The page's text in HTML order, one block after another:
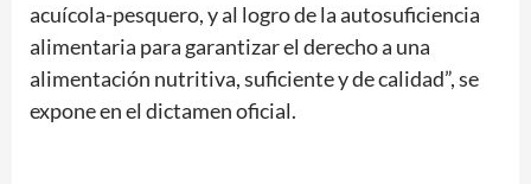
acuícola-pesquero, y al logro de la autosuficiencia
alimentaria para garantizar el derecho a una
alimentación nutritiva, suficiente y de calidad”, se
expone en el dictamen oficial.